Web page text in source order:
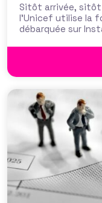
Sitôt arrivée, sitôt
l’Unicef utilise la
débarquée sur
enfants. Alina, 5
Bolivie. Prix :